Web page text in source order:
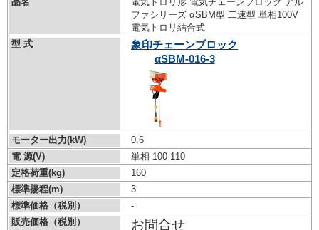
ファシリーズ αSBM型 二速型 単相100V
電気トロリ結合式
型 式
象印チェーンブロック
αSBM-016-3
モーター出力(kW)
0.6
電 源(V)
単相 100-110
定格荷重(kg)
160
標準揚程(m)
3
標準価格（税別）
-
販売価格（税別）
お問合せ